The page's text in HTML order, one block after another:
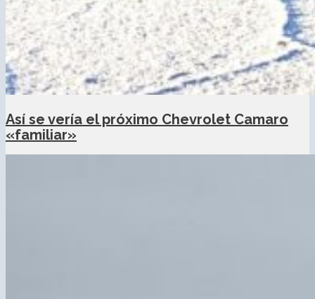
Así se vería el próximo Chevrolet Camaro
«familiar»